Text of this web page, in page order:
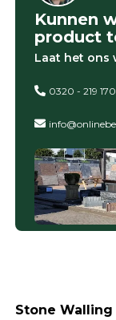
ervaringen
Kunnen
product
Laat het ons
0320 - 219 170
Stone